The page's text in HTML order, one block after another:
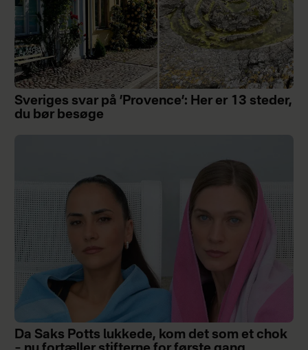
Sveriges svar på ’Provence’: Her er 13 steder,
du bør besøge
Da Saks Potts lukkede, kom det som et chok